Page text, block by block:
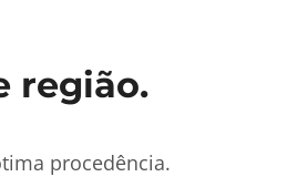
região.
procedência.